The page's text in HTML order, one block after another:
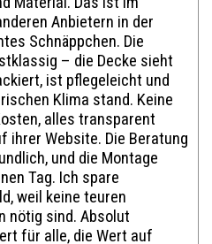
Anbietern in der
Schnäppchen. Die
– die Decke sieht
ist pflegeleicht und
Klima stand. Keine
alles transparent
ihrer Website. Die Beratung
und die Montage
Tag. Ich spare
weil keine teuren
nötig sind. Absolut
für alle, die Wert auf